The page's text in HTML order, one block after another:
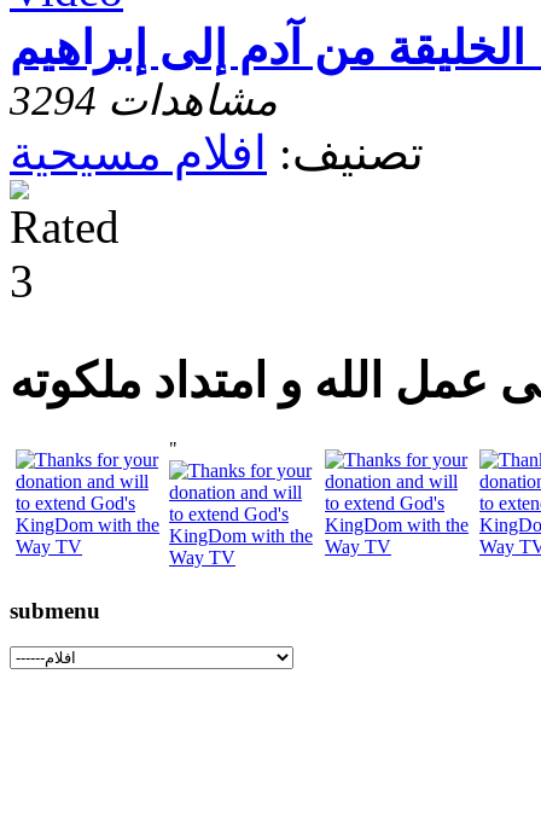
الخليقة من آدم إلى إبراهيم
3294 مشاهدات
تصنيف: افلام مسيحية
عمل الله و امتداد ملكوته
"
submenu